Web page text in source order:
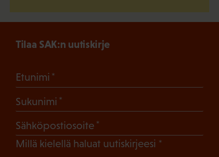
Tilaa SAK:n uutiskirje
Etunimi
Sukunimi
Sähköpostiosoite
Millä kielellä haluat uutiskirjeesi (Pakollinen)